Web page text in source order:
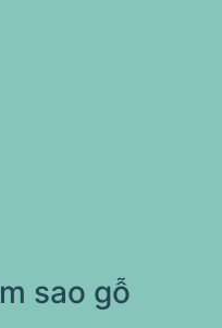
sao gỗ